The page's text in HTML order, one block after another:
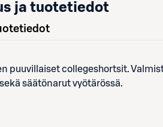
ja tuotetiedot
puuvillaiset collegeshortsit.
säätönarut vyötärössä.